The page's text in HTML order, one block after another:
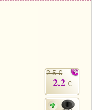
2.5 €
2.2 €